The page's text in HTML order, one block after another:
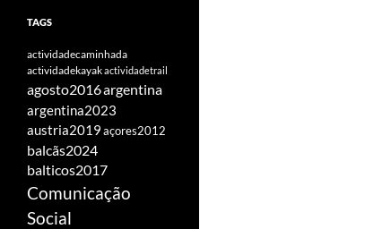
TAGS
actividadecaminhada
actividadekayakactividadetrail
agosto2016argentina
argentina2023
austria2019açores2012
balcãs2024
balticos2017
Comunicação
Social